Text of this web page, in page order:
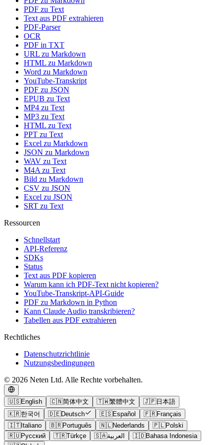
PDF zu Text
Text aus PDF extrahieren
PDF-Parser
OCR
PDF in TXT
URL zu Markdown
HTML zu Markdown
Word zu Markdown
YouTube-Transkript
PDF zu JSON
EPUB zu Text
MP4 zu Text
MP3 zu Text
HTML zu Text
PPT zu Text
Excel zu Markdown
JSON zu Markdown
WAV zu Text
M4A zu Text
Bild zu Markdown
CSV zu JSON
Excel zu JSON
SRT zu Text
Ressourcen
Schnellstart
API-Referenz
SDKs
Status
Text aus PDF kopieren
Warum kann ich PDF-Text nicht kopieren?
YouTube-Transkript-API-Guide
PDF zu Markdown in Python
Kann Claude Audio transkribieren?
Tabellen aus PDF extrahieren
Rechtliches
Datenschutzrichtlinie
Nutzungsbedingungen
© 2026 Neten Ltd. Alle Rechte vorbehalten.
🇺🇸English 🇨🇳简体中文 🇹🇼繁體中文 🇯🇵日本語
🇰🇷한국어 🇩🇪Deutsch 🇪🇸Español 🇫🇷Français
🇮🇹Italiano 🇧🇷Português 🇳🇱Nederlands 🇵🇱Polski
🇷🇺Русский 🇹🇷Türkçe 🇸🇦العربية 🇮🇩Bahasa Indonesia